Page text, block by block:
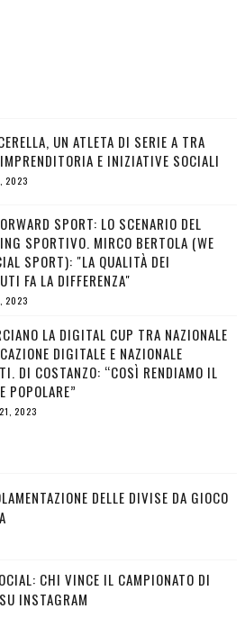
UN ATLETA DI SERIE A TRA
E INIZIATIVE SOCIALI
2023
SPORT: LO SCENARIO DEL
SPORTIVO. MIRCO BERTOLA (WE
SPORT): "LA QUALITÀ DEI
FA LA DIFFERENZA"
2023
LA DIGITAL CUP TRA NAZIONALE
DIGITALE E NAZIONALE
DI COSTANZO: “COSÌ RENDIAMO IL
POPOLARE”
2023
DELLE DIVISE DA GIOCO
CHI VINCE IL CAMPIONATO DI
INSTAGRAM